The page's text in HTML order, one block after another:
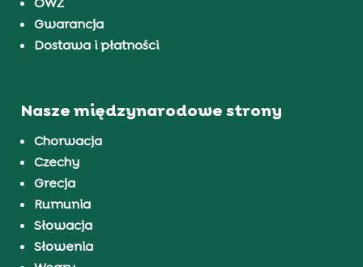
Gwarancja
Dostawa i płatności
Nasze międzynarodowe strony
Chorwacja
Czechy
Grecja
Rumunia
Słowacja
Słowenia